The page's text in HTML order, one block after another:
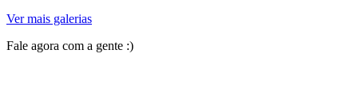
Ver mais galerias
Fale agora com a gente :)